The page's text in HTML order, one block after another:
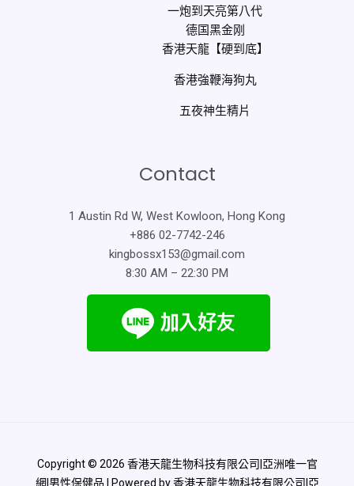
一炮到天亮第八代
德国黑金刚
香港天龍【硬到底】
香港強鞭海狗丸
五夜神生精片
Contact
1 Austin Rd W, West Kowloon, Hong Kong
+886 02-7742-246
kingbossx153@gmail.com
8:30 AM – 22:30 PM
Copyright © 2026 香港天龍生物科技有限公司|亞洲唯一官
網|男性保健品 | Powered by 香港天龍生物科技有限公司|亞